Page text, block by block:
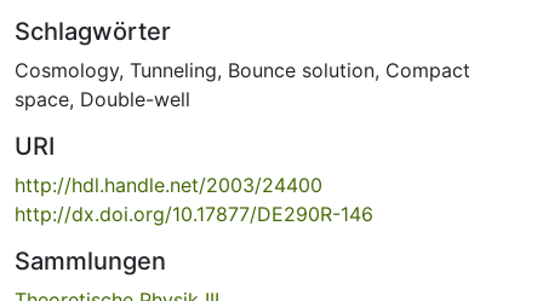
Schlagwörter
Cosmology, Tunneling, Bounce solution, Compact
space, Double-well
URI
http://hdl.handle.net/2003/24400
http://dx.doi.org/10.17877/DE290R-146
Sammlungen